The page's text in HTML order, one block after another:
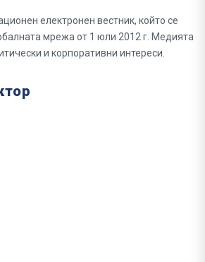
електронен вестник, който се
мрежа от 1 юли 2012 г. Медията
и корпоративни интереси.